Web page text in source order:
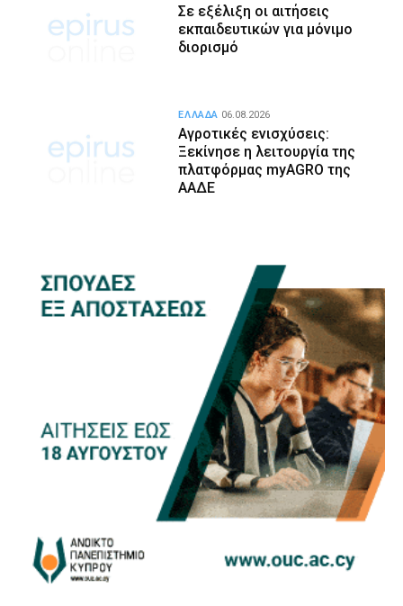
Σε εξέλιξη οι αιτήσεις
εκπαιδευτικών για μόνιμο
διορισμό
Αγροτικές ενισχύσεις:
Ξεκίνησε η λειτουργία της
πλατφόρμας myAGRO της
ΑΑΔΕ
ΕΛΛΑΔΑ 06.08.2026